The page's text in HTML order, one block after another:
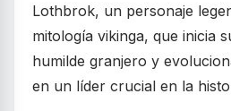
Lothbrok, un personaje
mitología vikinga, que inicia
humilde granjero y
en un líder crucial en la